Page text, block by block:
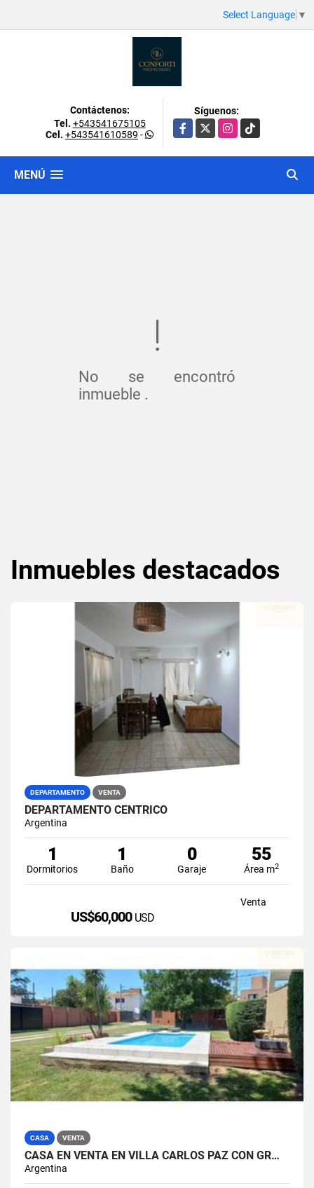
Select Language ▼
Contáctenos:
Tel. +543541675105
Cel. +543541610589 -
Síguenos:
Facebook
X Instagram
TikTok
MENÚ
No se encontró
inmueble .
Inmuebles destacados
DEPARTAMENTO VENTA
DEPARTAMENTO CENTRICO
Argentina
1
Dormitorios
1
Baño
0
Garaje
55
Área m2
Venta
US$60,000 USD
CASA VENTA
CASA EN VENTA EN VILLA CARLOS PAZ CON GR…
Argentina